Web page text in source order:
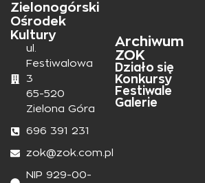
Zielonogórski
Ośrodek
Kultury
ul.
Festiwalowa
3
65-520
Zielona Góra
696 391 231
zok@zok.com.pl
NIP 929-00-
Archiwum
ZOK
Działo się
Konkursy
Festiwale
Galerie